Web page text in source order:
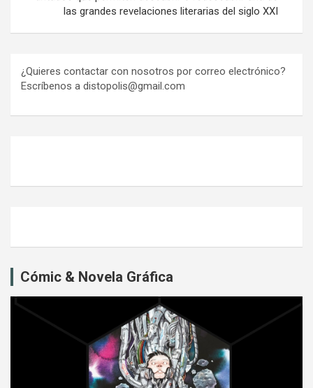
las grandes revelaciones literarias del siglo XXI
¿Quieres contactar con nosotros por correo electrónico?
Escríbenos a distopolis@gmail.com
Cómic & Novela Gráfica